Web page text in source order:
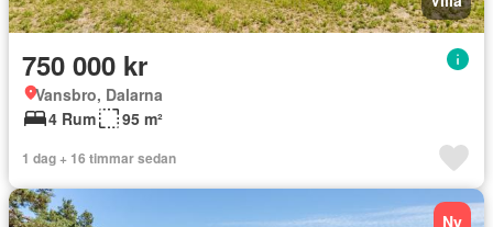
750 000 kr
Vansbro, Dalarna
4 Rum
95 m²
1 dag + 16 timmar sedan
Ny